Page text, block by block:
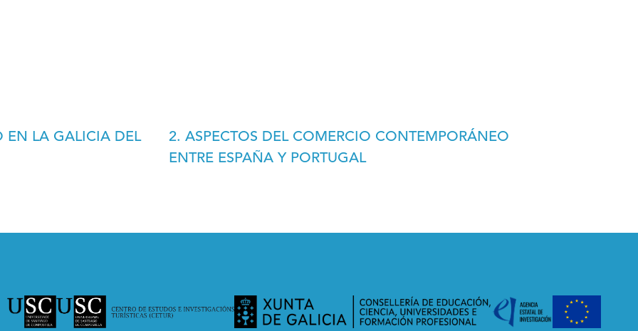
EN LA GALICIA DEL
2. ASPECTOS DEL COMERCIO CONTEMPORÁNEO
ENTRE ESPAÑA Y PORTUGAL